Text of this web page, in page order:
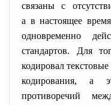
связаны с
а в настоящее
одновременно
стандартов. Для
кодировал
кодирования, а
противоречий